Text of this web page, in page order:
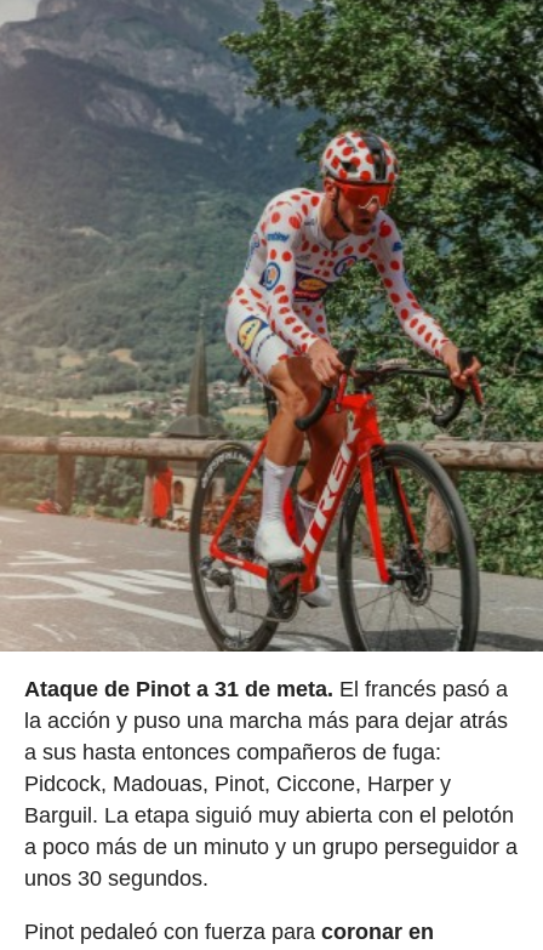
Ataque de Pinot a 31 de meta. El francés pasó a
la acción y puso una marcha más para dejar atrás
a sus hasta entonces compañeros de fuga:
Pidcock, Madouas, Pinot, Ciccone, Harper y
Barguil. La etapa siguió muy abierta con el pelotón
a poco más de un minuto y un grupo perseguidor a
unos 30 segundos.
Pinot pedaleó con fuerza para coronar en